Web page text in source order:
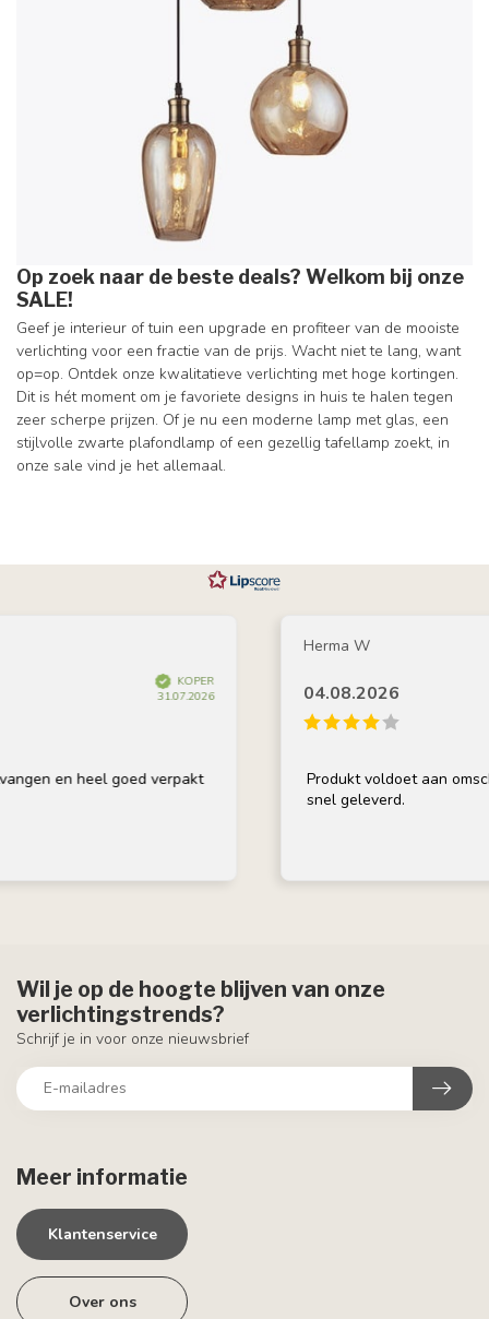
Op zoek naar de beste deals? Welkom bij onze
SALE!
Geef je interieur of tuin een upgrade en profiteer van de mooiste
verlichting voor een fractie van de prijs. Wacht niet te lang, want
op=op. Ontdek onze kwalitatieve verlichting met hoge kortingen.
Dit is hét moment om je favoriete designs in huis te halen tegen
zeer scherpe prijzen. Of je nu een moderne lamp met glas, een
stijlvolle zwarte plafondlamp of een gezellig tafellamp zoekt, in
onze sale vind je het allemaal.
KOPER
31.07.2026
en heel goed verpakt
Herma W
04.08.2026
Produkt voldoet aan
snel geleverd.
Meer informatie
Klantenservice
Over ons
Wil je op de hoogte blijven van onze
verlichtingstrends?
Schrijf je in voor onze nieuwsbrief